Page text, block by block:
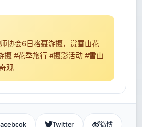
协会6日格聂游摄，赏雪山花
摄 #花季旅行 #摄影活动 #雪山
观
Twitter 微博